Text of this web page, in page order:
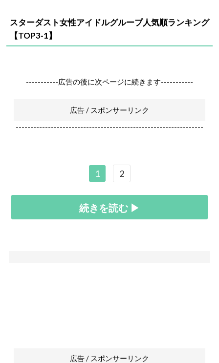
スターダスト女性アイドルグループ人気順ランキング
【TOP3-1】
-----------広告の後に次ページに続きます-----------
広告 / スポンサーリンク
----------------------------------------------------------------
1 2
続きを読む ▶
広告 / スポンサーリンク